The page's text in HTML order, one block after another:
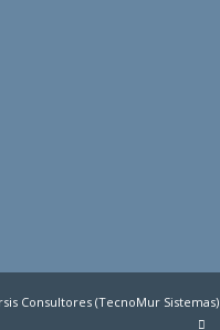
Consultores (TecnoMur Sistemas)